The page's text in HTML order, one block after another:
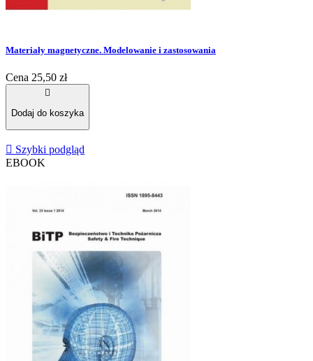
Materiały magnetyczne. Modelowanie i zastosowania
Cena 25,50 zł

Dodaj do koszyka
 Szybki podgląd
EBOOK